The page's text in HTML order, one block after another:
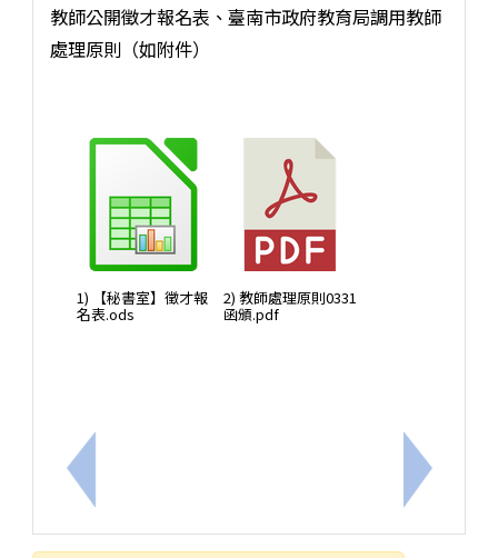
上一筆：轉知臺北市政府教育局辦理臺北酷課雲115
教師公開徵才報名表、臺南市政府教育局調用教師
處理原則（如附件）
1) 【秘書室】徵才報
名表.ods
2) 教師處理原則0331
函頒.pdf
下一筆：